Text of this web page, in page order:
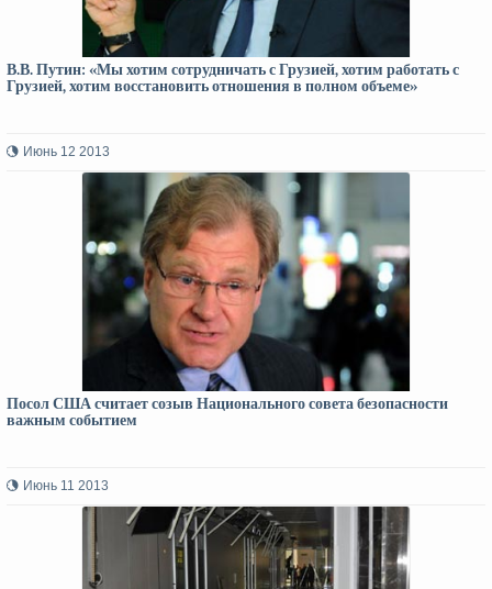
В.В. Путин: «Мы хотим сотрудничать с Грузией, хотим работать с
Грузией, хотим восстановить отношения в полном объеме»
Июнь 12 2013
Посол США считает созыв Национального совета безопасности
важным событием
Июнь 11 2013